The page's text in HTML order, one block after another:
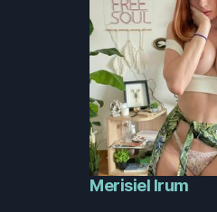
Merisiel Irum